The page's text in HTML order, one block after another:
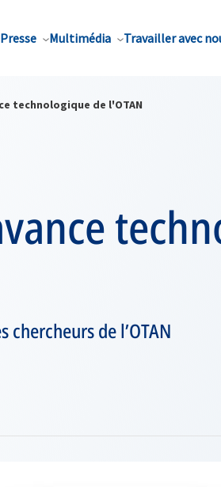
Presse Multimédia Travailler avec
technologique de l'OTAN
chercheurs de l’OTAN